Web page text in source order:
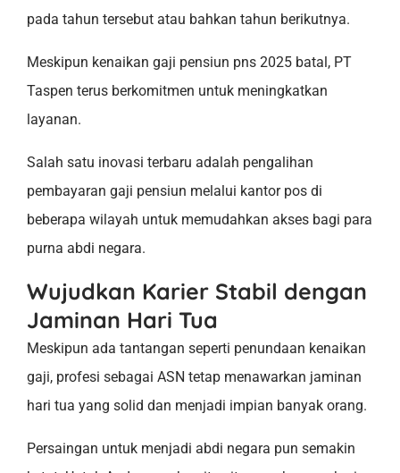
pada tahun tersebut atau bahkan tahun berikutnya.
Meskipun kenaikan gaji pensiun pns 2025 batal, PT
Taspen terus berkomitmen untuk meningkatkan
layanan.
Salah satu inovasi terbaru adalah pengalihan
pembayaran gaji pensiun melalui kantor pos di
beberapa wilayah untuk memudahkan akses bagi para
purna abdi negara.
Wujudkan Karier Stabil dengan
Jaminan Hari Tua
Meskipun ada tantangan seperti penundaan kenaikan
gaji, profesi sebagai ASN tetap menawarkan jaminan
hari tua yang solid dan menjadi impian banyak orang.
Persaingan untuk menjadi abdi negara pun semakin